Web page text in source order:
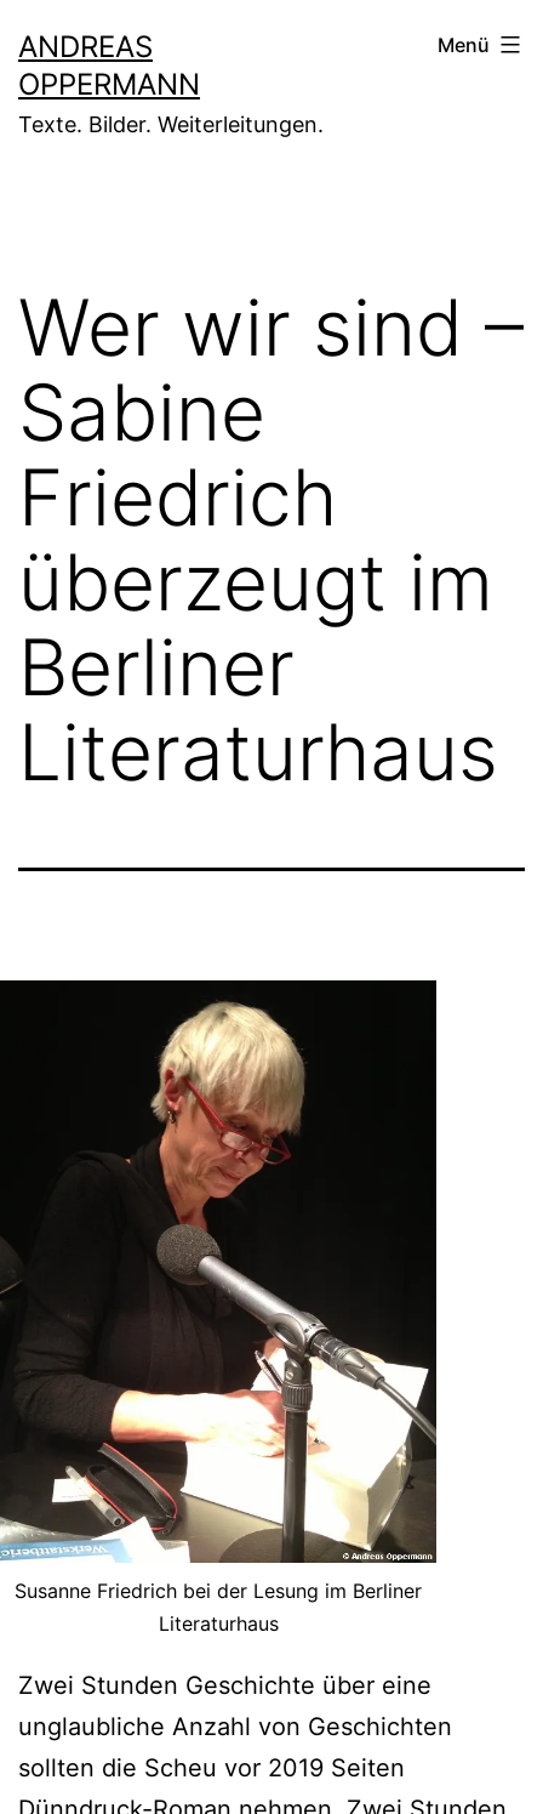
Inhalt
springen
ANDREAS
OPPERMANN
Texte. Bilder. Weiterleitungen.
Menü
Wer wir sind –
Sabine
Friedrich
überzeugt im
Berliner
Literaturhaus
Susanne Friedrich bei der Lesung im Berliner
Literaturhaus
Zwei Stunden Geschichte über eine
unglaubliche Anzahl von Geschichten
sollten die Scheu vor 2019 Seiten